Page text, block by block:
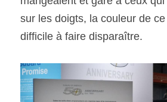
sur les doigts, la couleur de
difficile à faire disparaître.